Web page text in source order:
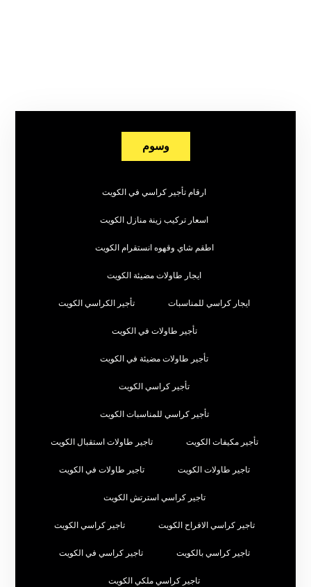
وسوم
ارقام تأجير كراسي في الكويت
اسعار تركيب زينة منازل الكويت
اطقم شاي وقهوه انستقرام الكويت
ايجار طاولات مضيئة الكويت
ايجار كراسي للمناسبات تأجير الكراسي الكويت
تأجير طاولات في الكويت
تأجير طاولات مضيئة في الكويت
تأجير كراسي الكويت
تأجير كراسي للمناسبات الكويت
تأجير مكيفات الكويت تاجير طاولات استقبال الكويت
تاجير طاولات الكويت تاجير طاولات في الكويت
تاجير كراسي استرتش الكويت
تاجير كراسي الافراح الكويت تاجير كراسي الكويت
تاجير كراسي بالكويت تاجير كراسي في الكويت
تاجير كراسي ملكي الكويت